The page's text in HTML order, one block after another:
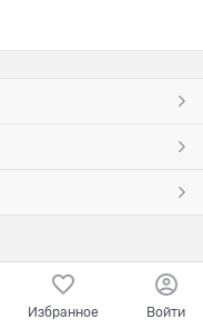
Избранное Войти